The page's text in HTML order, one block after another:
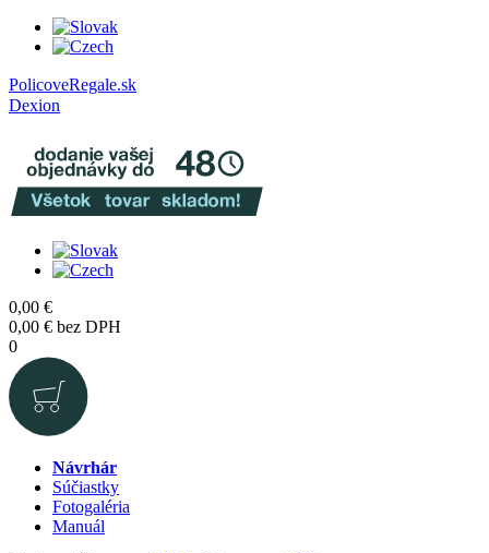
PolicoveRegale.sk
Dexion
0,00 €
0,00 € bez DPH
0
Návrhár
Súčiastky
Fotogaléria
Manuál